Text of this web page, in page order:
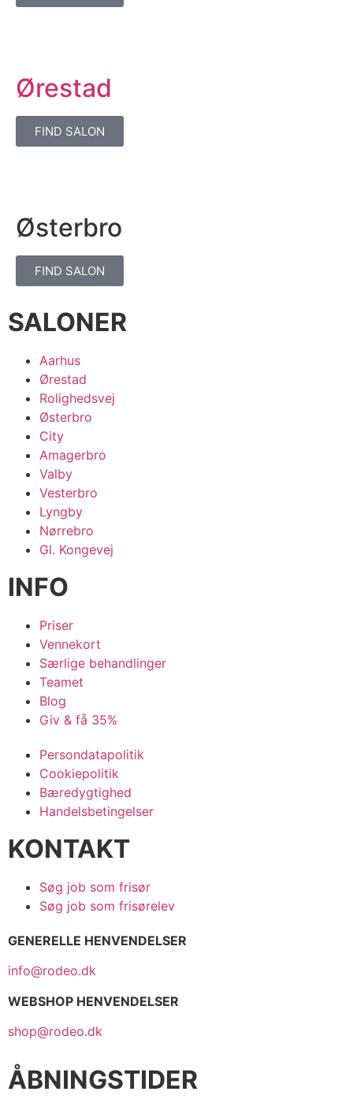
Ørestad
FIND SALON
Østerbro
FIND SALON
SALONER
Aarhus
Ørestad
Rolighedsvej
Østerbro
City
Amagerbro
Valby
Vesterbro
Lyngby
Nørrebro
Gl. Kongevej
INFO
Priser
Vennekort
Særlige behandlinger
Teamet
Blog
Giv & få 35%
Persondatapolitik
Cookiepolitik
Bæredygtighed
Handelsbetingelser
KONTAKT
Søg job som frisør
Søg job som frisørelev
GENERELLE HENVENDELSER
info@rodeo.dk
WEBSHOP HENVENDELSER
shop@rodeo.dk
ÅBNINGSTIDER